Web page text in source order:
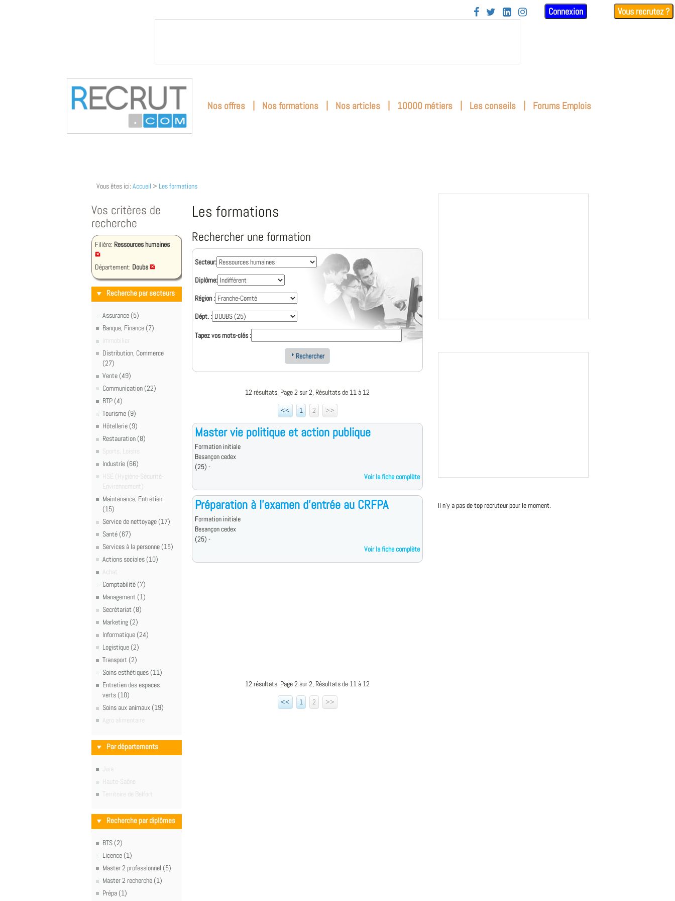
    Connexion Vous recrutez ?
Nos offres | Nos formations | Nos articles | 10000 métiers | Les conseils | Forums Emplois
Vous êtes ici: Accueil > Les formations
Vos critères de
recherche
Filière: Ressources humaines
Département: Doubs
Recherche par secteurs
Assurance (5)
Banque, Finance (7)
Immobilier
Distribution, Commerce
(27)
Vente (49)
Communication (22)
BTP (4)
Tourisme (9)
Hôtellerie (9)
Restauration (8)
Sports, Loisirs
Industrie (66)
HSE (Hygiène-Sécurité-
Environnement)
Maintenance, Entretien
(15)
Service de nettoyage (17)
Santé (67)
Services à la personne (15)
Actions sociales (10)
Achat
Comptabilité (7)
Management (1)
Secrétariat (8)
Marketing (2)
Informatique (24)
Logistique (2)
Transport (2)
Soins esthétiques (11)
Entretien des espaces
verts (10)
Soins aux animaux (19)
Agro alimentaire
Par départements
Jura
Haute-Saône
Territoire de Belfort
Recherche par diplômes
BTS (2)
Licence (1)
Master 2 professionnel (5)
Master 2 recherche (1)
Prépa (1)
Les formations
Rechercher une formation
Secteur:
Diplôme:
Région :
Dépt. :
Tapez vos mots-clés :
Rechercher
12 résultats. Page 2 sur 2, Résultats de 11 à 12
<<
1 2 >>
Master vie politique et action publique
Formation initiale
Besançon cedex
(25) -
Voir la fiche complète
Préparation à l'examen d'entrée au CRFPA
Formation initiale
Besançon cedex
(25) -
Voir la fiche complète
12 résultats. Page 2 sur 2, Résultats de 11 à 12
<<
1 2 >>
Il n'y a pas de top recruteur pour le moment.